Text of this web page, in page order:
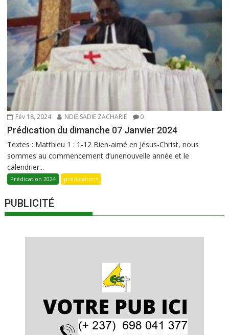
Fév 18, 2024 NDIE SADIE ZACHARIE 0
Prédication du dimanche 07 Janvier 2024
Textes : Matthieu 1 : 1-12 Bien-aimé en Jésus-Christ, nous
sommes au commencement d’unenouvelle année et le
calendrier...
Prédication 2024 prédications
PUBLICITÉ